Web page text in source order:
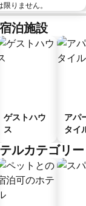
りません。
泊施設
ゲストハウ
ス
アパ
タイ
ルカテゴリー